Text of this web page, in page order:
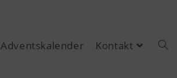
Adventskalender Kontakt